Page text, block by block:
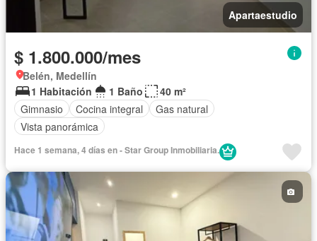
Apartaestudio
$ 1.800.000/mes
Belén, Medellín
1 Habitación
1 Baño
40 m²
Gimnasio
Cocina integral
Gas natural
Vista panorámica
Hace 1 semana, 4 días en - Star Group Inmobiliaria.